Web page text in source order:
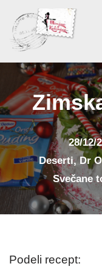
Skoči
na
sadržaj
28/12/
Deserti,Dr
Svečane
Podeli recept: